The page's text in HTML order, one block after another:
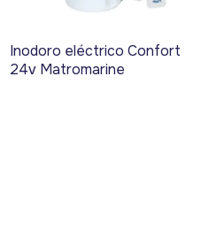
Inodoro eléctrico Confort
24v Matromarine